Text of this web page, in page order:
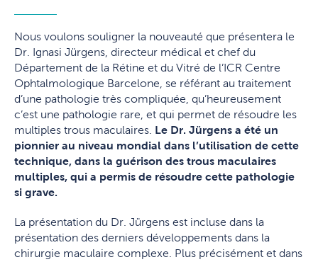
Nous voulons souligner la nouveauté que présentera le
Dr. Ignasi Jürgens, directeur médical et chef du
Département de la Rétine et du Vitré de l’ICR Centre
Ophtalmologique Barcelone, se référant au traitement
d’une pathologie très compliquée, qu’heureusement
c’est une pathologie rare, et qui permet de résoudre les
multiples trous maculaires. Le Dr. Jürgens a été un
pionnier au niveau mondial dans l’utilisation de cette
technique, dans la guérison des trous maculaires
multiples, qui a permis de résoudre cette pathologie
si grave.
La présentation du Dr. Jürgens est incluse dans la
présentation des derniers développements dans la
chirurgie maculaire complexe. Plus précisément et dans